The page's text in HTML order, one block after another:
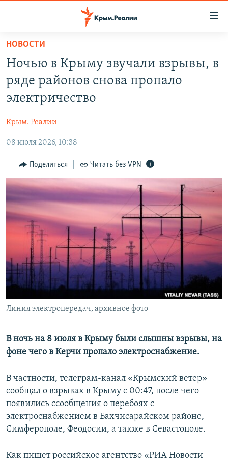
Вернуться
основному
содержанию
Вернутся
главной
навигации
Вернутся
поиску
СПЕЦПРОЕКТЫ
ВОДА
ЕЩЕ
ИНТЕРАКТИВ
ИНФОГРАФИКА
ТЕЛЕПРОЕКТ КРЫМ.РЕАЛИИ
СОВЕТЫ ПРАВОЗАЩИТНИКОВ
ПРОПАВШИЕ БЕЗ ВЕСТИ
ПОБЕДИТЕЛЕЙ НЕ СУДЯТ?
КРЫМ.НЕПОКОРЕННЫЙ
ELIFBE
УКРАИНСКАЯ ПРОБЛЕМА КРЫМА
РАДІО СВОБОДА
КАК ОБОЙТИ БЛОКИРОВКУ
Українською
Qırımtatar
ПРИСОЕДИНЯЙТЕСЬ!
Все сайты RFE/RL
НОВОСТИ
Ночью в Крыму звучали взрывы, в
ряде районов снова пропало
электричество
Крым. Реалии
08 июля 2026, 10:38
Поделиться Читать без VPN
Линия электропередач, архивное фото
В ночь на 8 июля в Крыму были слышны взрывы, на
фоне чего в Керчи пропало электроснабжение.
В частности, телеграм-канал «Крымский ветер»
сообщал о взрывах в Крыму с 00:47, после чего
появились ссообщения о перебоях с
электроснабжением в Бахчисарайском районе,
Симферополе, Феодосии, а также в Севастополе.
Как пишет российское агентство «РИА Новости